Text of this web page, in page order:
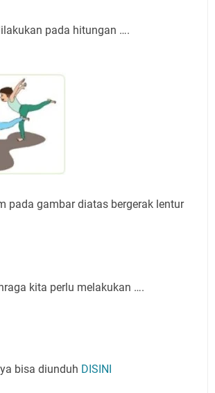
pada hitungan ….
pada gambar diatas bergerak lentur
kita perlu melakukan ….
bisa diunduh DISINI